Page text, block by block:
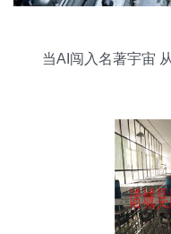
当AI闯入名著宇宙